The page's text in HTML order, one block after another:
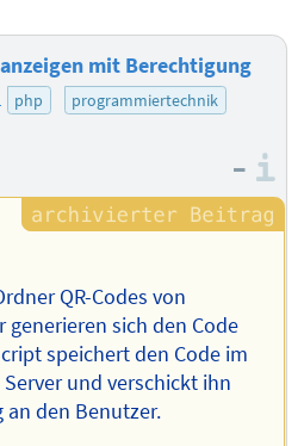
mit Berechtigung
php
programmiertechnik
–
QR-Codes von
generieren sich den Code
speichert den Code im
und verschickt ihn
an den Benutzer.